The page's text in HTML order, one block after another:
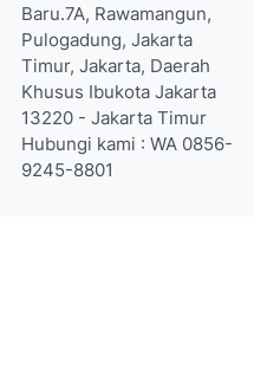
Baru.7A, Rawamangun,
Pulogadung, Jakarta
Timur, Jakarta, Daerah
Khusus Ibukota Jakarta
13220 - Jakarta Timur
Hubungi kami : WA 0856-
9245-8801